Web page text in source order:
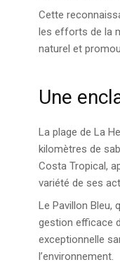
Cette
les efforts de la
naturel et
Une
La plage de La
kilomètres de
Costa Tropical,
variété de ses
Le Pavillon Bleu,
gestion efficace
exceptionnelle
l’environnement.